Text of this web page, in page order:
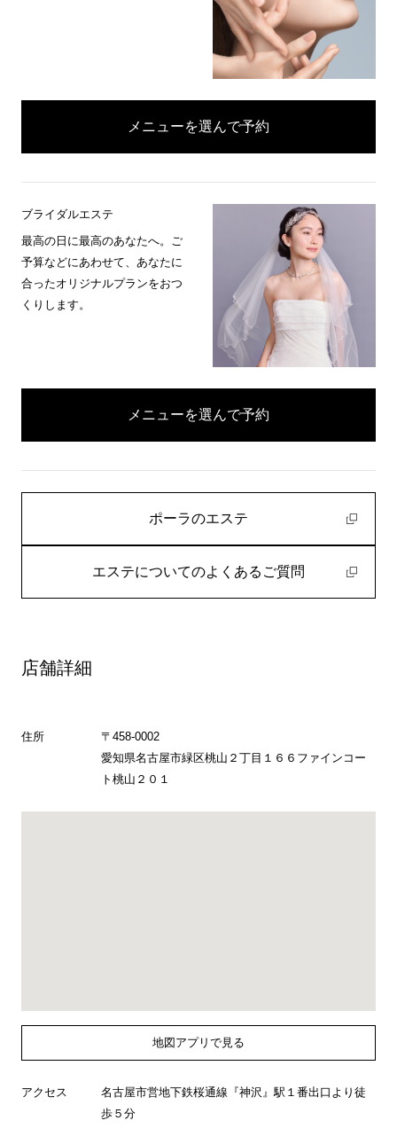
メニューを選んで予約
ブライダルエステ
最高の日に最高のあなたへ。ご
予算などにあわせて、あなたに
合ったオリジナルプランをおつ
くりします。
メニューを選んで予約
ポーラのエステ
エステについてのよくあるご質問
店舗詳細
住所
〒458-0002
愛知県名古屋市緑区桃山２丁目１６６ファインコー
ト桃山２０１
地図アプリで見る
アクセス
名古屋市営地下鉄桜通線『神沢』駅１番出口より徒
歩５分